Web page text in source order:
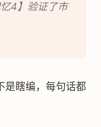
4】验证了市
是瞎编，每句话都